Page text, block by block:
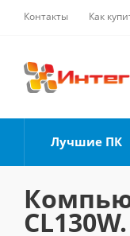
Контакты Как
Лучшие ПК